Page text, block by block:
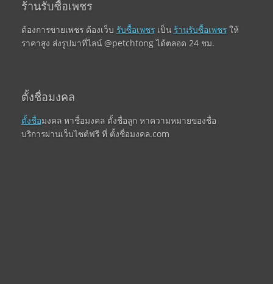
ร้านรับซื้อเพชร
ต้องการขายเพชร ต้องเว็บ รับซื้อเพชรเป็น ร้านรับซื้อเพชรให้
ราคาสูง ส่งรูปมาที่ไลน์ @petchtong ได้ตลอด 24 ชม.
ตั้งชื่อมงคล
ตั้งชื่อมงคล หาชื่อมงคล ตั้งชื่อลูก หาความหมายของชื่อ
บริการผ่านเว็บไซต์ฟรี ที่ ตั้งชื่อมงคล.com